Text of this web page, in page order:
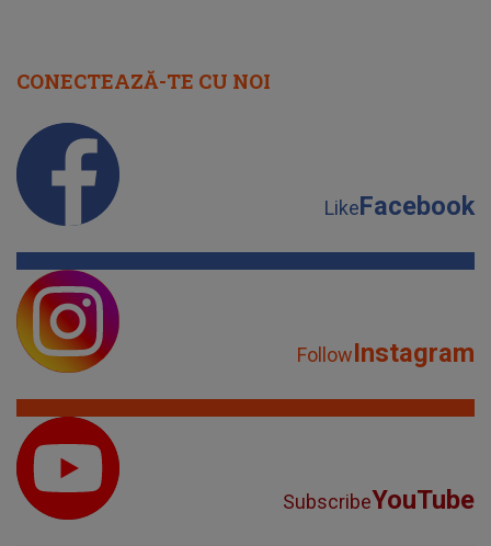
CONECTEAZĂ-TE CU NOI
LikeFacebook
FollowInstagram
SubscribeYouTube